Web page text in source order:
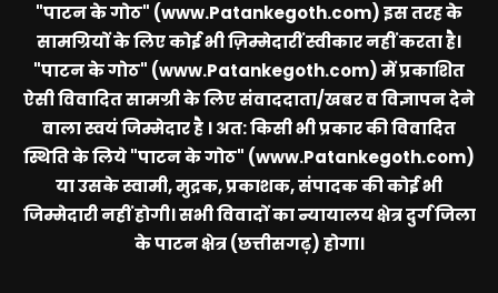
"पाटन के गोठ" (www.Patankegoth.com)इस तरह के
सामग्रियों के लिए कोई भी ज़िम्मेदारीं स्वीकार नहीं करता है।
"पाटन के गोठ" (www.Patankegoth.com)में प्रकाशित
ऐसी विवादित सामग्री के लिए संवाददाता/खबर व विज्ञापन देने
वाला स्वयं जिम्मेदार है । अत: किसी भी प्रकार की विवादित
स्थिति के लिये"पाटन के गोठ" (www.Patankegoth.com)
या उसके स्वामी, मुद्रक, प्रकाशक, संपादक की कोई भी
जिम्मेदारी नहीं होगी। सभी विवादों का न्यायालय क्षेत्र दुर्ग जिला
के पाटन क्षेत्र (छत्तीसगढ़) होगा।